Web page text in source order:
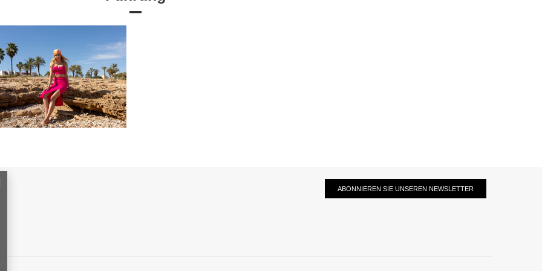
ABONNIEREN SIE UNSEREN NEWSLETTER